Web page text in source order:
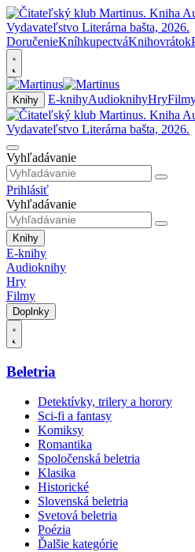
DoručenieKníhkupectváKnihovrátok
Knihy E-knihyAudioknihyHry
Vyhľadávanie
Prihlásiť
Vyhľadávanie
Knihy
E-knihy
Audioknihy
Hry
Filmy
Doplnky
Beletria
Detektívky, trilery a horory
Sci-fi a fantasy
Komiksy
Romantika
Spoločenská beletria
Klasika
Historické
Slovenská beletria
Svetová beletria
Poézia
Ďalšie kategórie